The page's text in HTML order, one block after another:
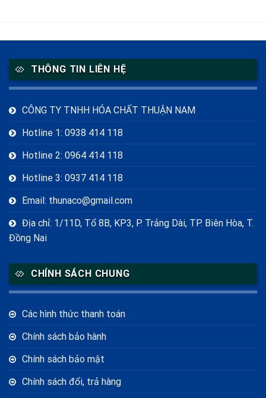
THÔNG TIN LIÊN HỆ
CÔNG TY TNHH HÓA CHẤT THUẬN NAM
Hotline 1: 0938 414 118
Hotline 2: 0964 414 118
Hotline 3: 0937 414 118
Email: thunaco@gmail.com
Địa chỉ: 1/11D, Tổ 8B, KP3, P. Trảng Dài, TP. Biên Hòa, T.
Đồng Nai
CHÍNH SÁCH CHUNG
Các hình thức thanh toán
Chính sách bảo hành
Chính sách bảo mật
Chính sách đổi, trả hàng